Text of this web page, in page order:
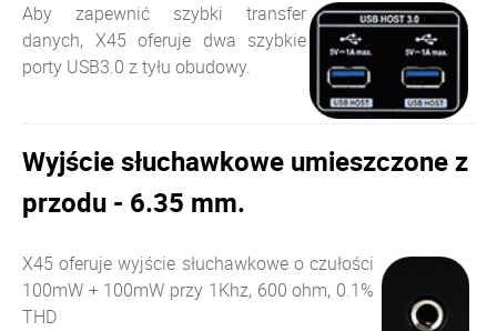
Aby zapewnić szybki transfer
danych, X45 oferuje dwa szybkie
porty USB3.0 z tyłu obudowy.
Wyjście słuchawkowe umieszczone z
przodu - 6.35 mm.
X45 oferuje wyjście słuchawkowe o czułości
100mW + 100mW przy 1Khz, 600 ohm, 0.1%
THD